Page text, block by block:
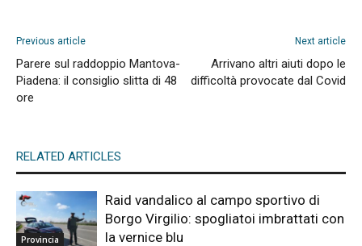
Previous article
Parere sul raddoppio Mantova-
Piadena: il consiglio slitta di 48
ore
Next article
Arrivano altri aiuti dopo le
difficoltà provocate dal Covid
RELATED ARTICLES
Provincia
Raid vandalico al campo sportivo di
Borgo Virgilio: spogliatoi imbrattati con
la vernice blu